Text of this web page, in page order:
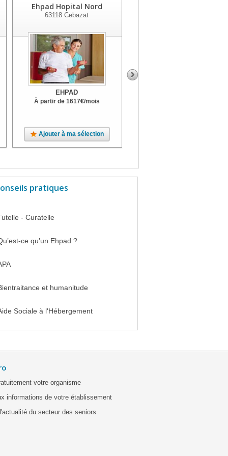
Ehpad Hopital Nord
63118 Cebazat
EHPAD
À partir de 1617€/mois
Ajouter à ma sélection
pratiques
- Curatelle
ce qu’un Ehpad ?
et humanitude
Sociale à l'Hébergement
votre organisme
informations de votre établissement
du secteur des seniors